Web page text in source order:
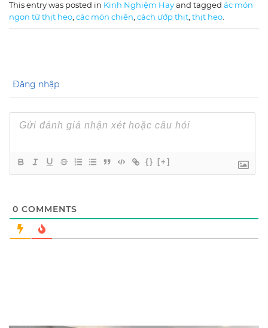
This entry was posted in Kinh Nghiệm Hay and tagged ác món
ngon từ thịt heo, các món chiên, cách ướp thịt, thịt heo.
Đăng nhập
{} [+]
0 COMMENTS